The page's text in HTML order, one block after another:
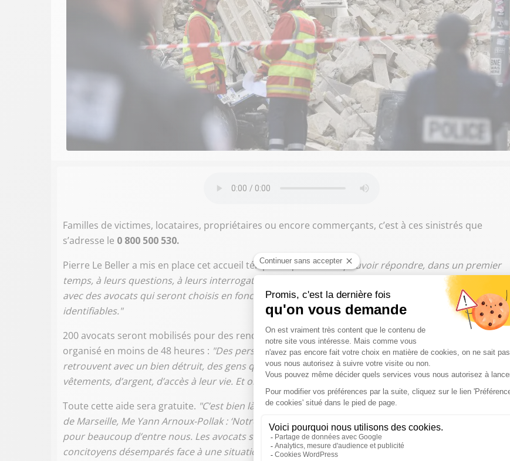
Familles de victimes, locataires, propriétaires ou encore commerçants, c’est à ces sinistrés que
s’adresse le 0 800 500 530.
Pierre Le Beller a mis en place cet accueil téléphonique : "On va pouvoir répondre, dans un premier
temps, à leurs questions, à leurs interrogations. Et ensuite, nous aurons des permanences physiques
avec des avocats qui seront choisis en fonction de leurs compétences et en fonction des besoins
identifiables."
200 avocats seront mobilisés pour des rendez-vous trois fois par semaine. Me Louisa Straboni a tout
organisé en moins de 48 heures : "Des personnes qui sont délogées, des propriétaires qui se
retrouvent avec un bien détruit, des gens qui n’ont plus de papiers, plus d’affaires personnelles, de
vêtements, d’argent, d’accès à leur vie. Et on va essayer de trouver des réponses dans l’urgence."
Toute cette aide sera gratuite. "C’est bien là le minimum qu’on puisse faire’, souligne le futur bâtonnier
de Marseille, Me Yann Arnoux-Pollak : ‘Notre barreau est au coeur de la cité, nous sommes Marseillais
pour beaucoup d’entre nous. Les avocats sont là pour aider, c’est notre vocation première, aider nos
concitoyens désemparés face à une situation extrêmement difficile."